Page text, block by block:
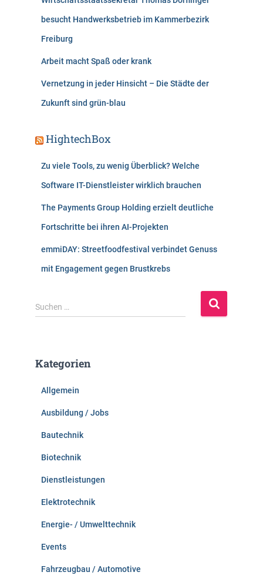
besucht Handwerksbetrieb im Kammerbezirk
Freiburg
Arbeit macht Spaß oder krank
Vernetzung in jeder Hinsicht – Die Städte der
Zukunft sind grün-blau
HightechBox
Zu viele Tools, zu wenig Überblick? Welche
Software IT-Dienstleister wirklich brauchen
The Payments Group Holding erzielt deutliche
Fortschritte bei ihren AI-Projekten
emmiDAY: Streetfoodfestival verbindet Genuss
mit Engagement gegen Brustkrebs
S
u
n
Suchen …
Kategorien
Allgemein
Ausbildung / Jobs
Bautechnik
Biotechnik
Dienstleistungen
Elektrotechnik
Energie- / Umwelttechnik
Events
Fahrzeugbau / Automotive